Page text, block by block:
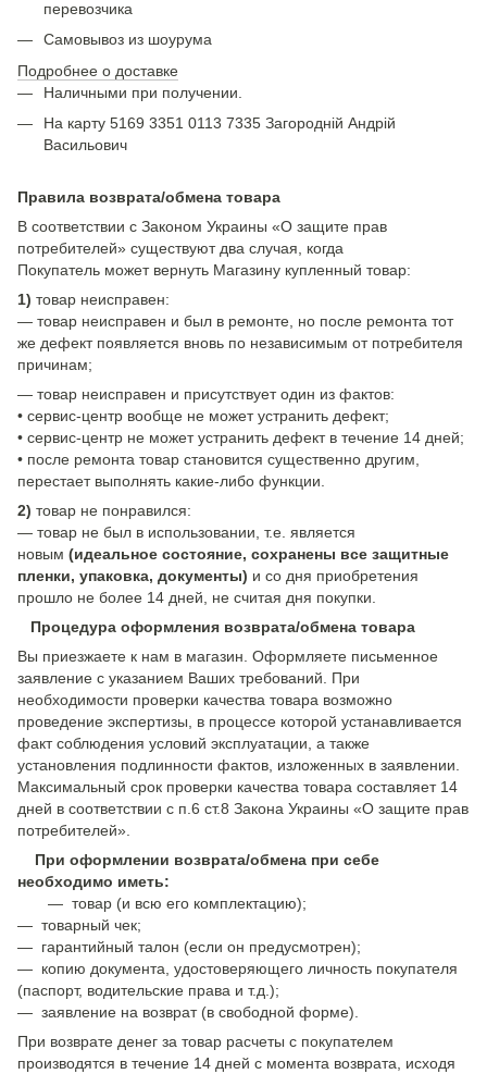
перевозчика
Самовывоз из шоурума
Подробнее о доставке
Наличными при получении.
На карту 5169 3351 0113 7335 Загородній Андрій
Васильович
Правила возврата/обмена товара
В соответствии с Законом Украины «О защите прав
потребителей» существуют два случая, когда
Покупатель может вернуть Магазину купленный товар:
1) товар неисправен:
— товар неисправен и был в ремонте, но после ремонта тот
же дефект появляется вновь по независимым от потребителя
причинам;
— товар неисправен и присутствует один из фактов:
• сервис-центр вообще не может устранить дефект;
• сервис-центр не может устранить дефект в течение 14 дней;
• после ремонта товар становится существенно другим,
перестает выполнять какие-либо функции.
2) товар не понравился:
— товар не был в использовании, т.е. является
новым (идеальное состояние, сохранены все защитные
пленки, упаковка, документы) и со дня приобретения
прошло не более 14 дней, не считая дня покупки.
Процедура оформления возврата/обмена товара
Вы приезжаете к нам в магазин. Оформляете письменное
заявление с указанием Ваших требований. При
необходимости проверки качества товара возможно
проведение экспертизы, в процессе которой устанавливается
факт соблюдения условий эксплуатации, а также
установления подлинности фактов, изложенных в заявлении.
Максимальный срок проверки качества товара составляет 14
дней в соответствии с п.6 ст.8 Закона Украины «О защите прав
потребителей».
При оформлении возврата/обмена при себе
необходимо иметь:
— товар (и всю его комплектацию);
— товарный чек;
— гарантийный талон (если он предусмотрен);
— копию документа, удостоверяющего личность покупателя
(паспорт, водительские права и т.д.);
— заявление на возврат (в свободной форме).
При возврате денег за товар расчеты с покупателем
производятся в течение 14 дней с момента возврата, исходя